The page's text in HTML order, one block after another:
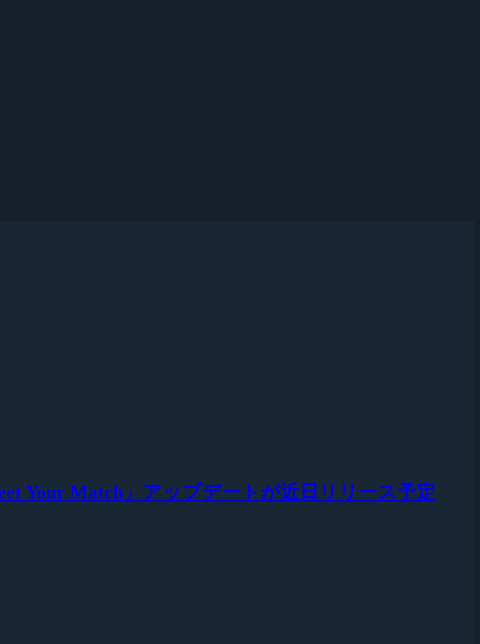
Your Match」アップデートが近日リリース予定